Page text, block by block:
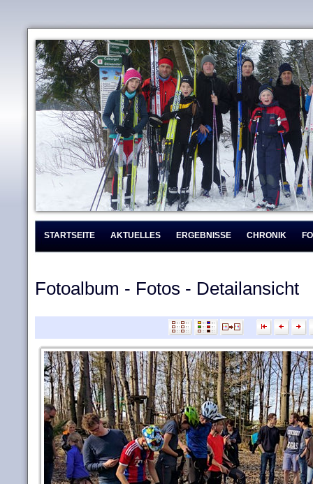
STARTSEITE AKTUELLES ERGEBNISSE CHRONIK
Fotoalbum - Fotos - Detailansicht